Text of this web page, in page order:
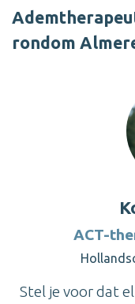
rondom
ACT-
Stel je voor dat